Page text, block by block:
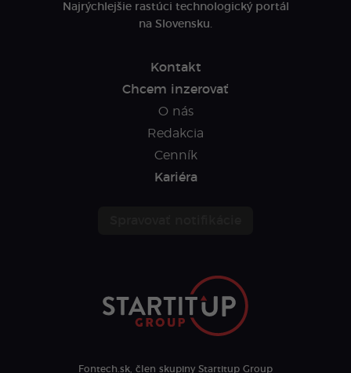
Najrýchlejšie rastúci technologický portál
na Slovensku.
Kontakt
Chcem inzerovať
O nás
Redakcia
Cenník
Kariéra
Fontech.sk, člen skupiny Startitup Group